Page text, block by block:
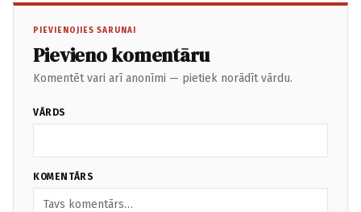
PIEVIENOJIES SARUNAI
Pievieno komentāru
Komentēt vari arī anonīmi — pietiek norādīt vārdu.
VĀRDS
KOMENTĀRS